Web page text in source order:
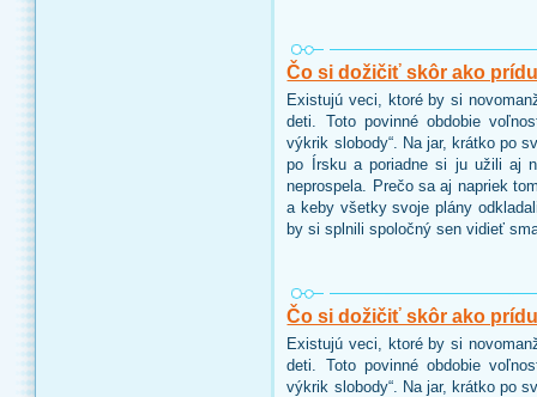
Čo si dožičiť skôr ako
Existujú veci, ktoré by si
deti. Toto povinné obdobie
výkrik slobody“. Na jar, krátko po
po Írsku a poriadne si ju užili aj
neprospela. Prečo sa aj napriek
a keby všetky svoje plány
by si splnili spoločný sen vidieť
Čo si dožičiť skôr ako
Existujú veci, ktoré by si
deti. Toto povinné obdobie
výkrik slobody“. Na jar, krátko po